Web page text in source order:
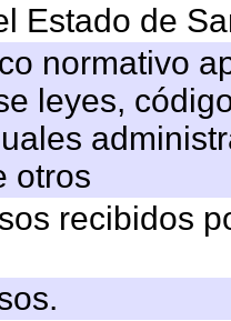
Estado de
normativo
leyes,
otros
recibidos